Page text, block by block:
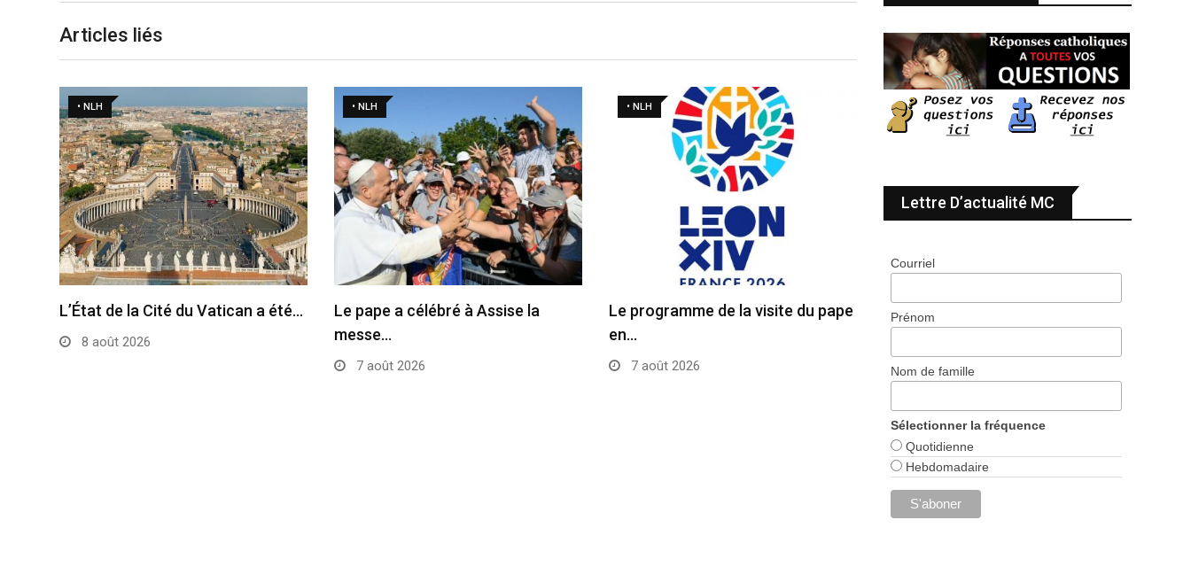
Articles liés
• NLH
L’État de la Cité du Vatican a été…
8 août 2026
• NLH
Le pape a célébré à Assise la
messe…
7 août 2026
• NLH
Le programme de la visite du pape
en…
7 août 2026
Lettre D’actualité MC
Courriel
Prénom
Nom de famille
Sélectionner la fréquence
Quotidienne
Hebdomadaire